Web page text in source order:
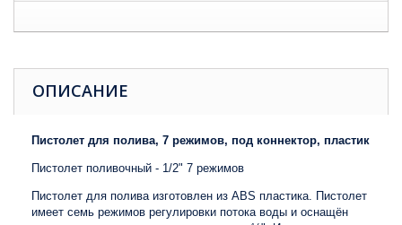
ОПИСАНИЕ
Пистолет для полива, 7 режимов, под коннектор, пластик
Пистолет поливочный - 1/2" 7 режимов
Пистолет для полива изготовлен из ABS пластика. Пистолет
имеет семь режимов регулировки потока воды и оснащён